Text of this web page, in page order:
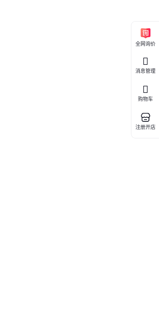
全网询价
消息管理
购物车
注册开店